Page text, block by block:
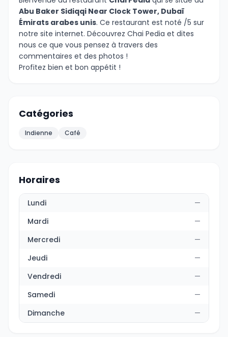
Abu Baker Sidiqqi Near Clock Tower, Dubaï
Émirats arabes unis. Ce restaurant est noté /5 sur
notre site internet. Découvrez Chai Pedia et dites
nous ce que vous pensez à travers des
commentaires et des photos !
Profitez bien et bon appétit !
Catégories
Indienne Café
Horaires
Lundi
—
Mardi
—
Mercredi
—
Jeudi
—
Vendredi
—
Samedi
—
Dimanche
—